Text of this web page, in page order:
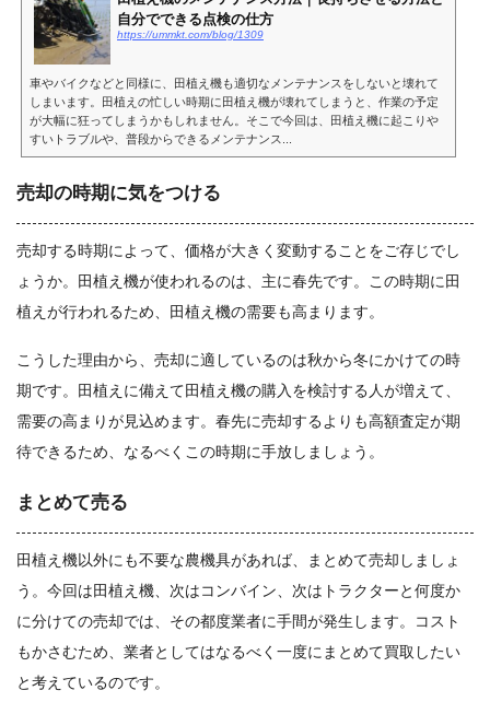
自分でできる点検の仕方
https://ummkt.com/blog/1309
車やバイクなどと同様に、田植え機も適切なメンテナンスをしないと壊れて
しまいます。田植えの忙しい時期に田植え機が壊れてしまうと、作業の予定
が大幅に狂ってしまうかもしれません。そこで今回は、田植え機に起こりや
すいトラブルや、普段からできるメンテナンス...
売却の時期に気をつける
売却する時期によって、価格が大きく変動することをご存じでし
ょうか。田植え機が使われるのは、主に春先です。この時期に田
植えが行われるため、田植え機の需要も高まります。
こうした理由から、売却に適しているのは秋から冬にかけての時
期です。田植えに備えて田植え機の購入を検討する人が増えて、
需要の高まりが見込めます。春先に売却するよりも高額査定が期
待できるため、なるべくこの時期に手放しましょう。
まとめて売る
田植え機以外にも不要な農機具があれば、まとめて売却しましょ
う。今回は田植え機、次はコンバイン、次はトラクターと何度か
に分けての売却では、その都度業者に手間が発生します。コスト
もかさむため、業者としてはなるべく一度にまとめて買取したい
と考えているのです。